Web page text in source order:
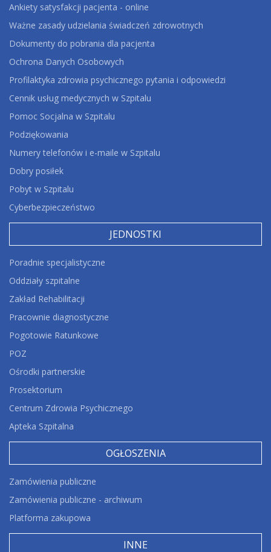
Ankiety satysfakcji pacjenta - online
Ważne zasady udzielania świadczeń zdrowotnych
Dokumenty do pobrania dla pacjenta
Ochrona Danych Osobowych
Profilaktyka zdrowia psychicznego pytania i odpowiedzi
Cennik usług medycznych w Szpitalu
Pomoc Socjalna w Szpitalu
Podziękowania
Numery telefonów i e-maile w Szpitalu
Dobry posiłek
Pobyt w Szpitalu
Cyberbezpieczeństwo
JEDNOSTKI
Poradnie specjalistyczne
Oddziały szpitalne
Zakład Rehabilitacji
Pracownie diagnostyczne
Pogotowie Ratunkowe
POZ
Ośrodki partnerskie
Prosektorium
Centrum Zdrowia Psychicznego
Apteka Szpitalna
OGŁOSZENIA
Zamówienia publiczne
Zamówienia publiczne - archiwum
Platforma zakupowa
INNE